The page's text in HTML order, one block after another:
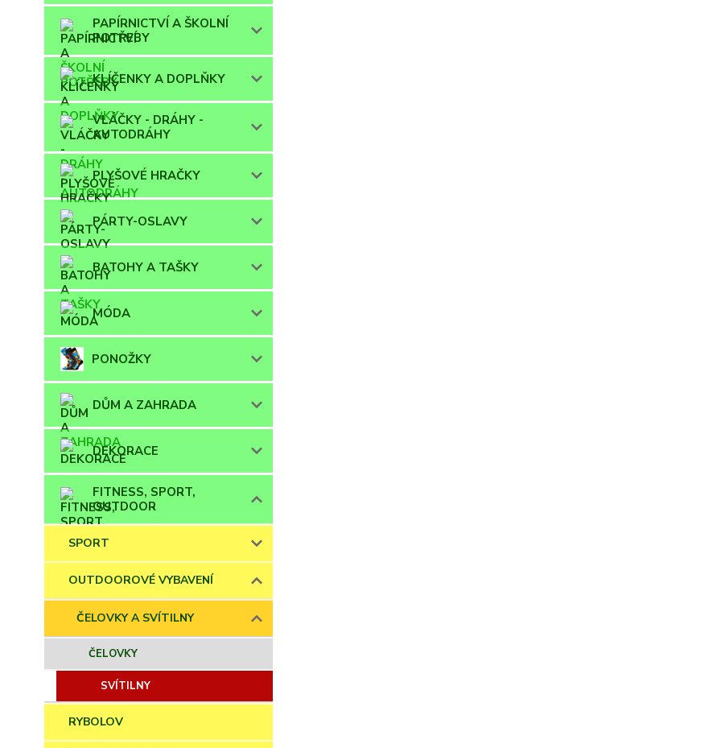
PAPÍRNICTVÍ A ŠKOLNÍ
POTŘEBY
KLÍČENKY A DOPLŇKY
VLÁČKY - DRÁHY -
AUTODRÁHY
PLYŠOVÉ HRAČKY
PÁRTY-OSLAVY
BATOHY A TAŠKY
MÓDA
PONOŽKY
DŮM A ZAHRADA
DEKORACE
FITNESS, SPORT,
OUTDOOR
SPORT
OUTDOOROVÉ VYBAVENÍ
ČELOVKY A SVÍTILNY
ČELOVKY
SVÍTILNY
RYBOLOV